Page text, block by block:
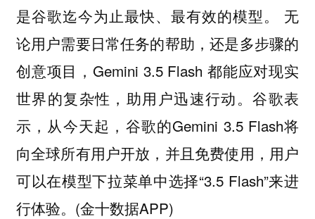
是谷歌迄今为止最快、最有效的模型。 无
论用户需要日常任务的帮助，还是多步骤的
创意项目，Gemini 3.5 Flash 都能应对现实
世界的复杂性，助用户迅速行动。谷歌表
示，从今天起，谷歌的Gemini 3.5 Flash将
向全球所有用户开放，并且免费使用，用户
可以在模型下拉菜单中选择“3.5 Flash”来进
行体验。(金十数据APP)